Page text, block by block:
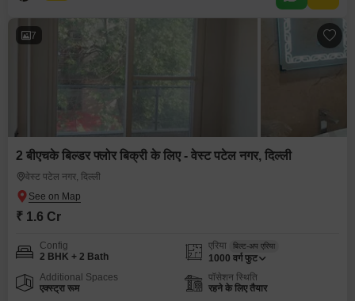
7
2 बीएचके बिल्डर फ्लोर बिक्री के लिए - वेस्ट पटेल नगर, दिल्ली
वेस्ट पटेल नगर, दिल्ली
₹ 1.6 Cr
Config
2 BHK + 2 Bath
एरिया बिल्ट-अप एरिया
1000 वर्ग फुट
Additional Spaces
एक्स्ट्रा रूम
पॉसेशन स्थिति
रहने के लिए तैयार